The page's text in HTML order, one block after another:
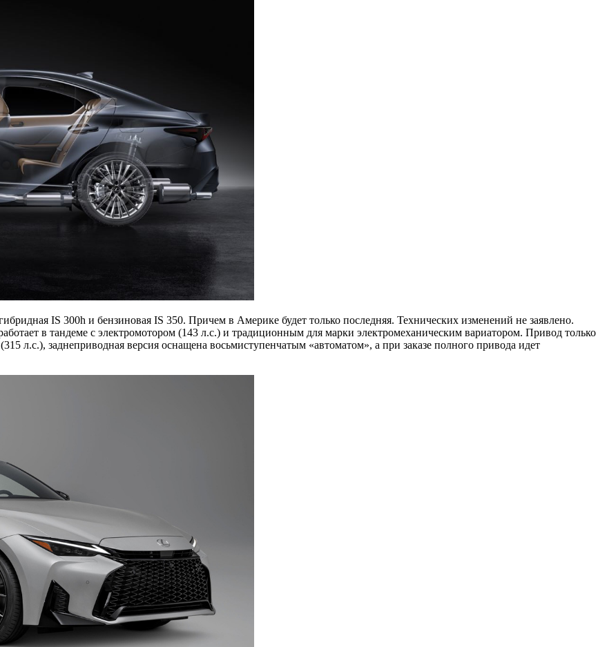
IS 300h и бензиновая IS 350. Причем в Америке будет только последняя. Технических изменений не заявлено.
в тандеме с электромотором (143 л.с.) и традиционным для марки электромеханическим вариатором. Привод только
л.с.), заднеприводная версия оснащена восьмиступенчатым «автоматом», а при заказе полного привода идет